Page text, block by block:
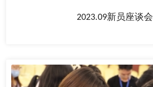
2023.09新员座谈会